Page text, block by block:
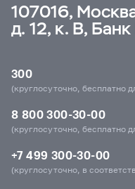
107016,
д. 12, к. В,
300
(круглосуточно, бесплатно
8 800 300-30-00
(круглосуточно, бесплатно
+7 499 300-30-00
(круглосуточно, в